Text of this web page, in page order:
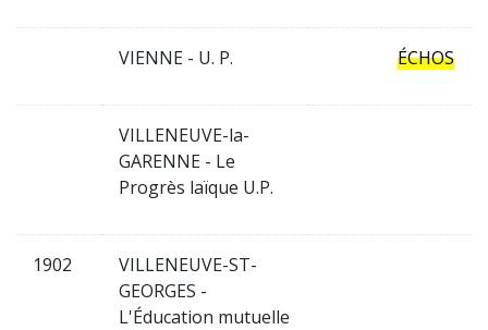
VIENNE - U. P. ÉCHOS
VILLENEUVE-la-
GARENNE - Le
Progrès laïque U.P.
1902
VILLENEUVE-ST-
GEORGES -
L'Éducation mutuelle